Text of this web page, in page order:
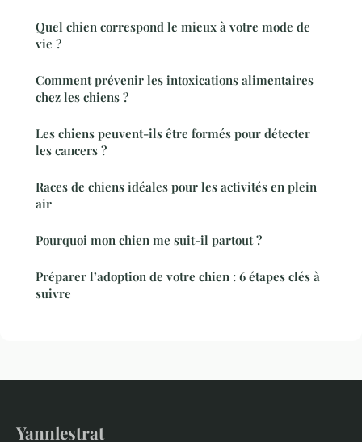
Quel chien correspond le mieux à votre mode de
vie ?
Comment prévenir les intoxications alimentaires
chez les chiens ?
Les chiens peuvent-ils être formés pour détecter
les cancers ?
Races de chiens idéales pour les activités en plein
air
Pourquoi mon chien me suit-il partout ?
Préparer l’adoption de votre chien : 6 étapes clés à
suivre
Yannlestrat